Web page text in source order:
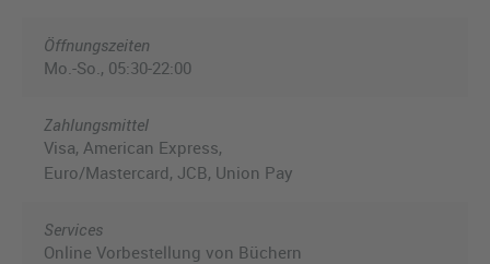
Öffnungszeiten
Mo.-So., 05:30-22:00
Zahlungsmittel
Visa, American Express,
Euro/Mastercard, JCB, Union Pay
Services
Online Vorbestellung von Büchern